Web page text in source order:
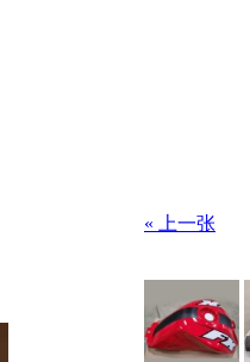
« 上一张